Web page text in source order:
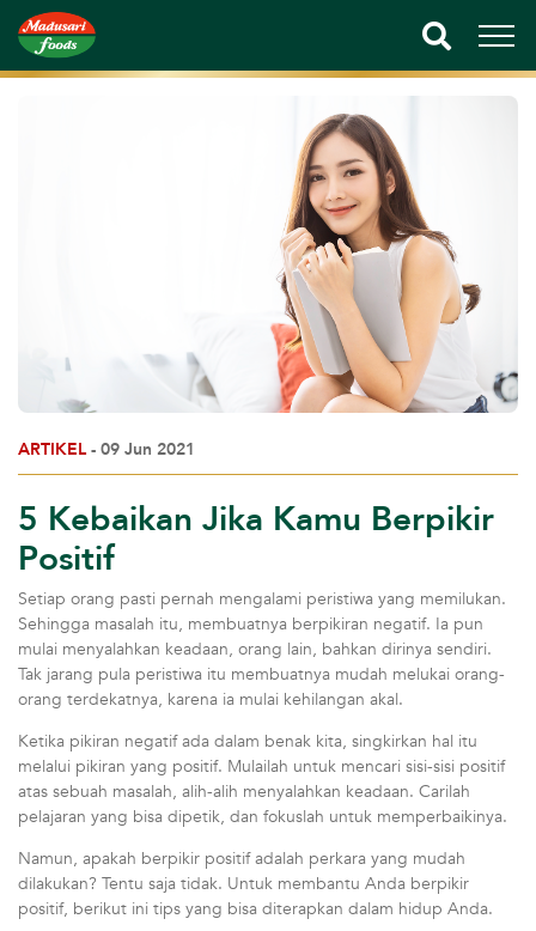
ARTIKEL - 09 Jun 2021
5 Kebaikan Jika Kamu Berpikir
Positif
Setiap orang pasti pernah mengalami peristiwa yang memilukan.
Sehingga masalah itu, membuatnya berpikiran negatif. Ia pun
mulai menyalahkan keadaan, orang lain, bahkan dirinya sendiri.
Tak jarang pula peristiwa itu membuatnya mudah melukai orang-
orang terdekatnya, karena ia mulai kehilangan akal.
Ketika pikiran negatif ada dalam benak kita, singkirkan hal itu
melalui pikiran yang positif. Mulailah untuk mencari sisi-sisi positif
atas sebuah masalah, alih-alih menyalahkan keadaan. Carilah
pelajaran yang bisa dipetik, dan fokuslah untuk memperbaikinya.
Namun, apakah berpikir positif adalah perkara yang mudah
dilakukan? Tentu saja tidak. Untuk membantu Anda berpikir
positif, berikut ini tips yang bisa diterapkan dalam hidup Anda.